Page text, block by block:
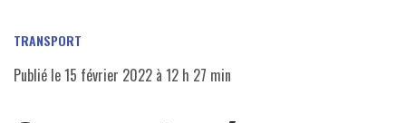
TRANSPORT
Publié le15 février 2022 à 12 h 27 min